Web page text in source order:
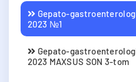
Gepato-
2023 №1
Gepato-
2023 MAXSUS SON 3-tom